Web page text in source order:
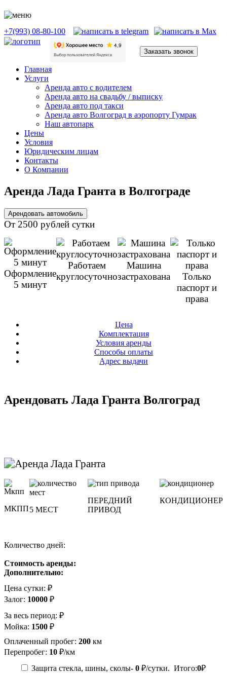
+7(993) 08-80-100
Заказать звонок
Главная
Услуги
Аренда авто с водителем
Аренда авто на свадьбу / выписку
Аренда авто под такси
Аренда авто Волгоград в аэропорту Гумрак
Наш автопарк
Цены
Условия
Юридическим лицам
Контакты
О Компании
Аренда Лада Гранта в Волгограде
Арендовать автомобиль
От 2500 рублей сутки
Оформление
5 минут
Работаем
круглосуточно
Машина
застрахована
Только
паспорт и
права
Цена
Комплектация
Условия аренды
Способы оплаты
Адрес выдачи
Арендовать Лада Гранта Волгоград
МКПП5 МЕСТ
ПЕРЕДНИЙ
ПРИВОД
КОНДИЦИОНЕР
Количество дней:
Стоимость аренды:
Дополнительно:
Цена сутки: ₽
Залог: 10000 ₽
За весь период: ₽
Мойка: 1500 ₽
Оплаченный пробег: 200 км
Перепробег: 10 ₽/км
Защита стекла, шины, сколы- 0 ₽/сутки. Итого:0₽